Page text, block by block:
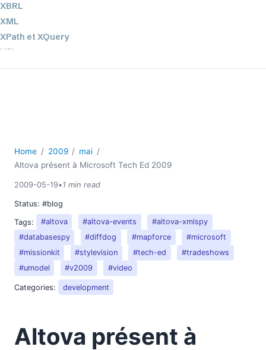
XBRL
XML
XPath et XQuery
XSL
YAML
2022
2021
2020
2019
2018
2017
2014
2013
2010
Home 2009
mai
Altova présent à Microsoft Tech Ed 2009
2009-05-19•1 min read
Status: #blog
Tags:
#altova #altova-events
#altova-xmlspy
#databasespy
#diffdog #mapforce
#microsoft
#missionkit
#stylevision #tech-ed
#tradeshows
#umodel
#v2009 #video
Categories: development
Altova présent à